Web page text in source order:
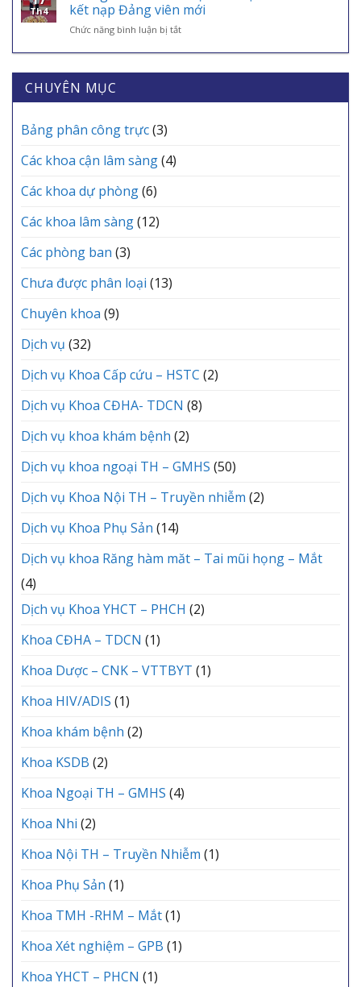
SINH,
KHÓA
BẢO
MỖI
THÁNG
6
TRẠM
CÁC
NHỮNG
“CHIẾN
BINH
THẦM
TẠI
Th4
kết nạp Đảng viên mới
Chức năng bình luận bị tắtở
tâm
Y
CHUYÊN MỤC
Bảng phân công trực(3)
Các khoa cận lâm sàng(4)
Các khoa dự phòng(6)
Các khoa lâm sàng(12)
Các phòng ban (3)
Chưa được phân loại (13)
Chuyên khoa (9)
Dịch vụ (32)
Dịch vụ Khoa Cấp cứu – HSTC (2)
Dịch vụ Khoa CĐHA- TDCN (8)
Dịch vụ khoa khám bệnh (2)
Dịch vụ khoa ngoại TH – GMHS (50)
Dịch vụ Khoa Nội TH – Truyền nhiễm (2)
Dịch vụ Khoa Phụ Sản (14)
Dịch vụ khoa Răng hàm măt – Tai mũi họng – Mắt
(4)
Dịch vụ Khoa YHCT – PHCH (2)
Khoa CĐHA – TDCN (1)
Khoa Dược – CNK – VTTBYT (1)
Khoa HIV/ADIS (1)
Khoa khám bệnh (2)
Khoa KSDB (2)
Khoa Ngoại TH – GMHS (4)
Khoa Nhi (2)
Khoa Nội TH – Truyền Nhiễm (1)
Khoa Phụ Sản (1)
Khoa TMH -RHM – Mắt(1)
Khoa Xét nghiệm – GPB (1)
Khoa YHCT – PHCN (1)